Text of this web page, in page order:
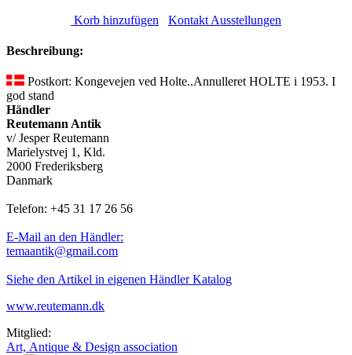
Korb hinzufügen Kontakt Ausstellungen
Beschreibung:
Postkort: Kongevejen ved Holte..Annulleret HOLTE i 1953. I
god stand
Händler
Reutemann Antik
v/ Jesper Reutemann
Marielystvej 1, Kld.
2000 Frederiksberg
Danmark
Telefon: +45 31 17 26 56
E-Mail an den Händler:
temaantik@gmail.com
Siehe den Artikel in eigenen Händler Katalog
www.reutemann.dk
Mitglied:
Art, Antique & Design association